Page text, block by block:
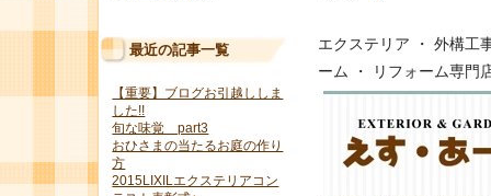
エクステリア ・ 外構工
ーム ・ リフォーム専門
最近の記事一覧
【重要】ブログお引越ししま
した!!
旬な味覚 part3
おひさまの当たるお庭の作り
方
2015LIXILエクステリアコン